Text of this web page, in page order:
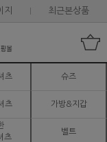
지 최근본상품
츠 슈즈
츠 가방&지갑
츠
벨트